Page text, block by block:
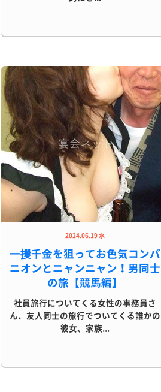
2024.06.19 水
一攫千金を狙ってお色気コンパ
ニオンとニャンニャン！男同士
の旅【競馬編】
社員旅行についてくる女性の事務員さ
ん、友人同士の旅行でついてくる誰かの
彼女、家族...